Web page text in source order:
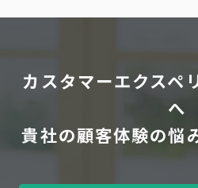
カスタマーエクスペ
へ
貴社の顧客体験の悩